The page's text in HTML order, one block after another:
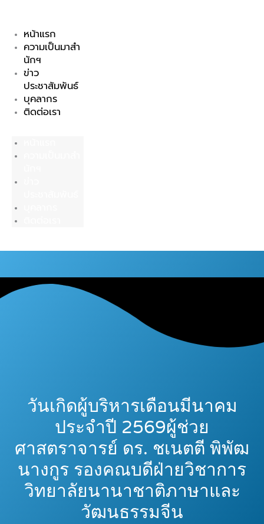
contentหน้าแรก
ความเป็นมาสำ
นักฯ
ข่าว
ประชาสัมพันธ์
บุคลากร
ติดต่อเรา
วันเกิดผู้บริหารเดือนมีนาคม
ประจำปี 2569ผู้ช่วย
ศาสตราจารย์ ดร. ชเนตตี พิพัฒ
นางกูร รองคณบดีฝ่ายวิชาการ
วิทยาลัยนานาชาติภาษาและ
วัฒนธรรมจีน